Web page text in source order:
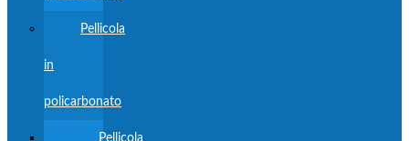
Pellicola
in
policarbonato
Pellicola